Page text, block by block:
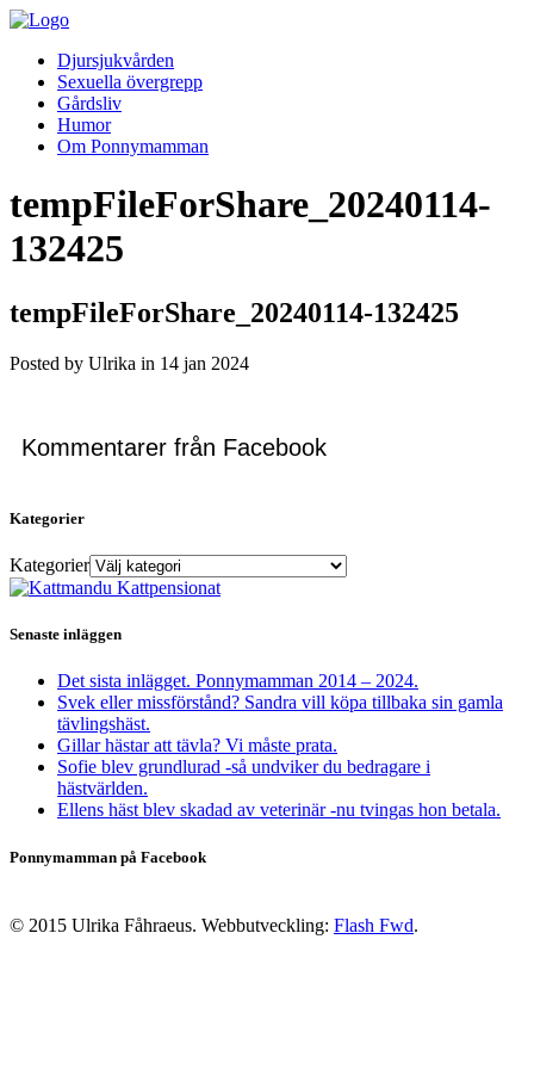
Djursjukvården
Sexuella övergrepp
Gårdsliv
Humor
Om Ponnymamman
tempFileForShare_20240114-
132425
tempFileForShare_20240114-132425
Posted by Ulrika in 14 jan 2024
Kommentarer från Facebook
Kategorier
Kategorier
Senaste inläggen
Det sista inlägget. Ponnymamman 2014 – 2024.
Svek eller missförstånd? Sandra vill köpa tillbaka sin gamla
tävlingshäst.
Gillar hästar att tävla? Vi måste prata.
Sofie blev grundlurad -så undviker du bedragare i
hästvärlden.
Ellens häst blev skadad av veterinär -nu tvingas hon betala.
Ponnymamman på Facebook
© 2015 Ulrika Fåhraeus. Webbutveckling: Flash Fwd.